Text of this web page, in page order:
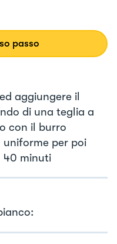
passo
aggiungere il
di una teglia a
con il burro
uniforme per poi
40 minuti